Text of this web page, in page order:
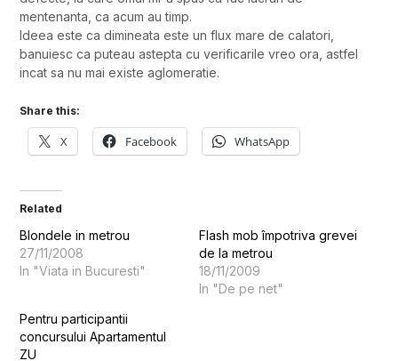
mentenanta, ca acum au timp.
Ideea este ca dimineata este un flux mare de calatori,
banuiesc ca puteau astepta cu verificarile vreo ora, astfel
incat sa nu mai existe aglomeratie.
Share this:
X Facebook WhatsApp
Related
Blondele in metrou
27/11/2008
In "Viata in Bucuresti"
Flash mob împotriva grevei
de la metrou
18/11/2009
In "De pe net"
Pentru participantii
concursului Apartamentul
ZU